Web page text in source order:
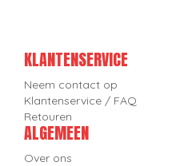
KLANTENSERVICE
Neem contact op
Klantenservice / FAQ
Retouren
ALGEMEEN
Over ons